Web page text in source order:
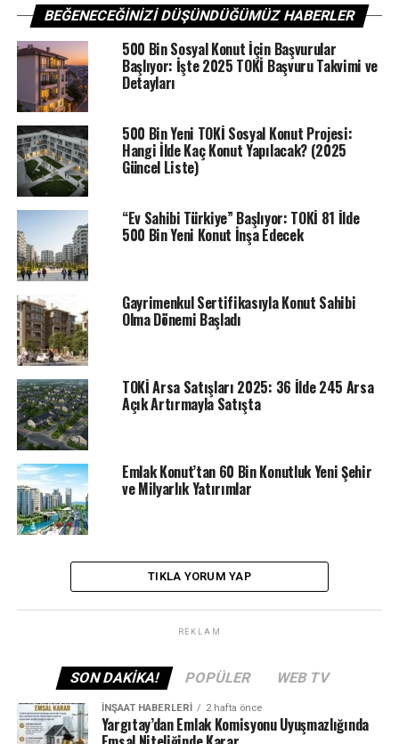
tarihleri arasında T.C. Ziraat Bankası A.Ş tüm şubelerinde
imzalanacak. TOKİ Muğla Merkez Akçaova projesi 21
bloktan oluşan 142 adet 3+1 ve 358 adet 2+1 konutların
fiyatları da açıklandı.Muğla Merkez Akçaova TOKİ
projesinde 1 Ekim tarihinde düzenlenecek hak sahipliği
belirleme kurası sonrası ilk işlemler arasında satış bedeli
üzerinden yüzde 10 peşinat ödenmesi olacak.Muğla
Merkez Akçaova TOKİ’de evlerin fiyatları değişiklik
gösteriyor. Projede en uygun daire seçeneği 2+1 konutlar
zemin katta 1 milyon 569 bin 800 TL’den başlangıç
gösteriyor.TOKİ 3. Etap Sosyal konutlarının 3+1 konutları
ise en düşük satış bedeli 1 milyon 925 bin 700’den
başlangıç gösterirken, 2 milyon 325 bin 700 TL olarak
Merkez Akçaova TOKİ hak sahipliği belirleme kura çekilişi
sonuçlarına dair haberi sitemiz üzerinden takip
edebilirsiniz.
ETIKETLER EMLAK KONUT TOKİ TOKI HABERLERI
SONRAKI
TOKİ en uygun fiyatlı projelerinden birine başlıyor! Bu
şehirde 2+1, 3+1 TOKİ evleri için başvurular 3 Ekimde
başlıyor
ÖNCEKI
belirleme kura sonuçları açıklandı
BEĞENECEĞINIZI DÜŞÜNDÜĞÜMÜZ HABERLER
500 Bin Sosyal Konut İçin Başvurular
Başlıyor: İşte 2025 TOKİ Başvuru Takvimi ve
Detayları
500 Bin Yeni TOKİ Sosyal Konut Projesi:
Hangi İlde Kaç Konut Yapılacak? (2025
Güncel Liste)
“Ev Sahibi Türkiye” Başlıyor: TOKİ 81 İlde
500 Bin Yeni Konut İnşa Edecek
Gayrimenkul Sertifikasıyla Konut Sahibi
Olma Dönemi Başladı
TOKİ Arsa Satışları 2025: 36 İlde 245 Arsa
Açık Artırmayla Satışta
Emlak Konut’tan 60 Bin Konutluk Yeni Şehir
ve Milyarlık Yatırımlar
TIKLA YORUM YAP
REKLAM
SON DAKIKA! POPÜLER WEB TV
İNŞAAT HABERLERI 2 hafta önce
Yargıtay’dan Emlak Komisyonu Uyuşmazlığında